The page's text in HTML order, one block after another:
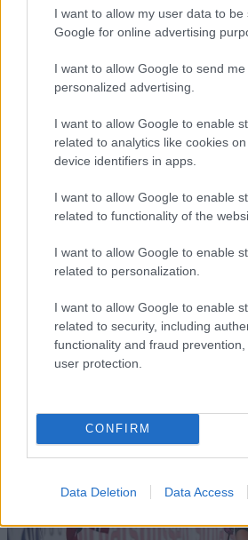
I want to allow my user data to be
Google for online advertising
I want to allow Google to send me
personalized advertising.
I want to allow Google to enable
related to analytics like cookies
device identifiers in apps.
I want to allow Google to enable
related to functionality of the
I want to allow Google to enable
related to personalization.
I want to allow Google to enable
related to security, including
functionality and fraud
user protection.
CONFIRM
Data Deletion Data Access
back
byter
skidm
09.0
7.20
2
beske
d på
Insta
gram
plötsl
igt
utan
SKI
CLASSIC
01.0
7.20
3
för
North
efter
succé
säson
SKI
CLASSIC
06.0
FLER ARTIKLAR